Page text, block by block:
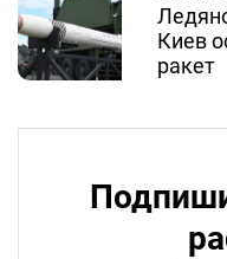
Киев
ракет